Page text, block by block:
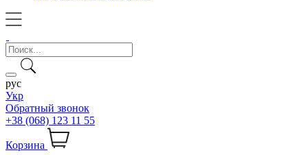
рус
Укр
Обратный звонок
+38 (068) 123 11 55
Корзина